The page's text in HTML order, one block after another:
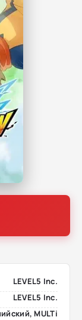
LEVEL5 Inc.
LEVEL5 Inc.
MULTi